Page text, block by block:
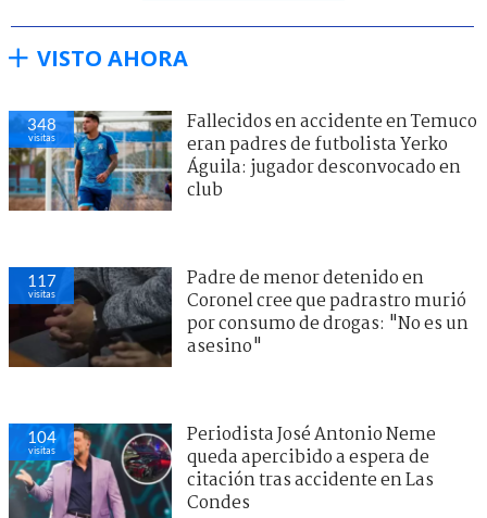
VISTO AHORA
348
visitas
Fallecidos en accidente en Temuco
eran padres de futbolista Yerko
Águila: jugador desconvocado en
club
117
visitas
Padre de menor detenido en
Coronel cree que padrastro murió
por consumo de drogas: "No es un
asesino"
104
visitas
Periodista José Antonio Neme
queda apercibido a espera de
citación tras accidente en Las
Condes